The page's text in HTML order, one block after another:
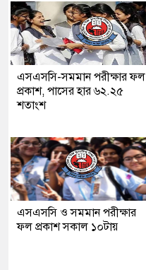
এসএসসি-সমমান পরীক্ষার ফল
প্রকাশ, পাসের হার ৬২.২৫
শতাংশ
এসএসসি ও সমমান পরীক্ষার
ফল প্রকাশ সকাল ১০টায়